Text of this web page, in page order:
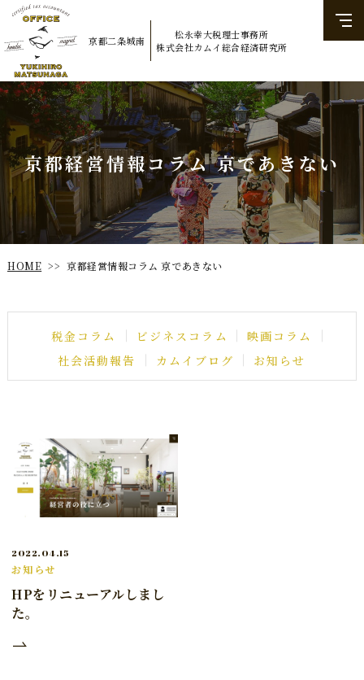
京都二条城南 松永幸大税理士事務所
​​​​​​​株式会社カムイ総合経済研究所
京都経営情報コラム 京であきない
HOME >> 京都経営情報コラム 京であきない
税金コラム ビジネスコラム 映画コラム
社会活動報告 カムイブログ お知らせ
2022.04.15
お知らせ
HPをリニューアルしまし
た。